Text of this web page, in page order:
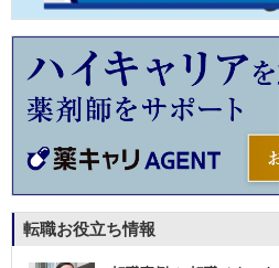
転職お役立ち情報